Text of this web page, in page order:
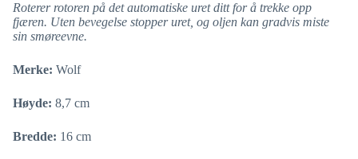
Roterer rotoren på det automatiske uret ditt for å trekke opp
fjæren. Uten bevegelse stopper uret, og oljen kan gradvis miste
sin smøreevne.
Merke: Wolf
Høyde: 8,7 cm
Bredde: 16 cm